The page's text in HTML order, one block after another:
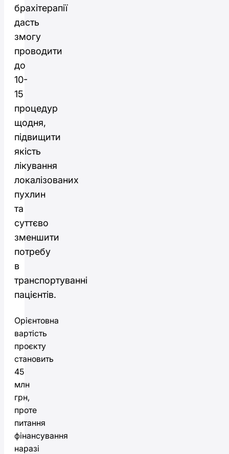
брахітерапії
дасть
змогу
проводити
до
10-
15
процедур
щодня,
підвищити
якість
лікування
локалізованих
пухлин
та
суттєво
зменшити
потребу
в
транспортуванні
пацієнтів.
Орієнтовна
вартість
проєкту
становить
45
млн
грн,
проте
питання
фінансування
наразі